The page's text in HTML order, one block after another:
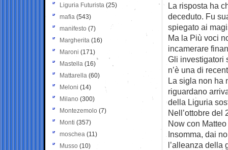
La risposta ha
deceduto. Fu
spiegato ai
Ma la Più voci
incamerare
Gli investigatori
n’è una di
La sigla non ha
riguardano
della Liguria
Nell’ottobre del
Now con
Insomma, dai
l’alleanza della
Liguria Futurista (25)
mafia (543)
manifesto (7)
Margherita (16)
Maroni (171)
Mastella (16)
Mattarella (60)
Meloni (14)
Milano (300)
Montezemolo (7)
Monti (357)
moschea (11)
Musso (10)